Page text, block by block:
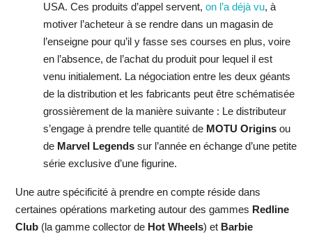
USA. Ces produits d’appel servent, on l’a déjà vu, à
motiver l’acheteur à se rendre dans un magasin de
l’enseigne pour qu’il y fasse ses courses en plus, voire
en l’absence, de l’achat du produit pour lequel il est
venu initialement. La négociation entre les deux géants
de la distribution et les fabricants peut être schématisée
grossièrement de la manière suivante : Le distributeur
s’engage à prendre telle quantité de MOTU Originsou
de Marvel Legendssur l’année en échange d’une petite
série exclusive d’une figurine.
Une autre spécificité à prendre en compte réside dans
certaines opérations marketing autour des gammes Redline
Club(la gamme collector de Hot Wheels) et Barbie